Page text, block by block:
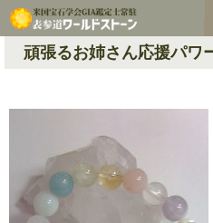
頑張るお姉さん応援パワ